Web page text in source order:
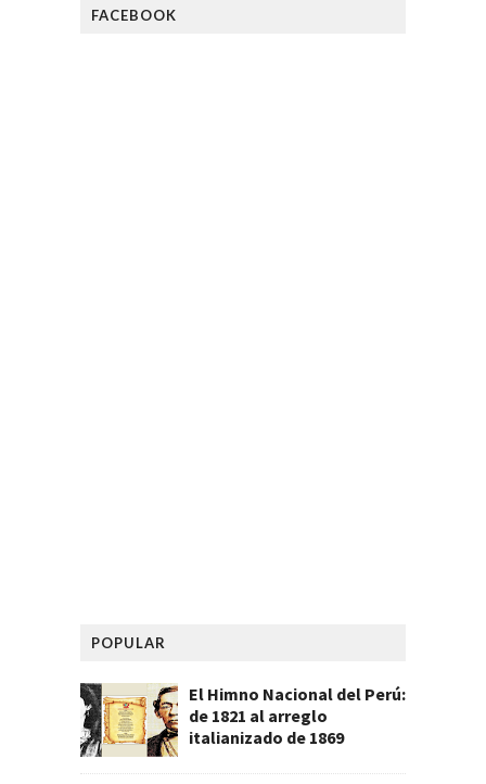
FACEBOOK
POPULAR
El Himno Nacional del Perú:
de 1821 al arreglo
italianizado de 1869